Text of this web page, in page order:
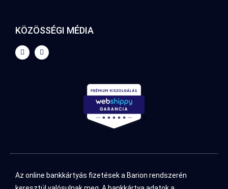
KÖZÖSSÉGI MÉDIA
Az online bankkártyás fizetések a Barion rendszerén